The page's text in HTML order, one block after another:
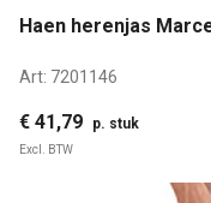
Haen herenjas
Art: 7201146
€ 41,79 p. stuk
Excl. BTW